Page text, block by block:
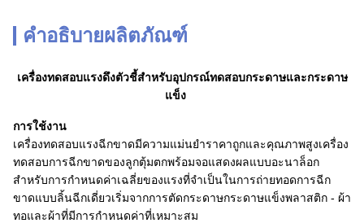
คำอธิบายผลิตภัณฑ์
เครื่องทดสอบแรงดึงตัวชี้สำหรับอุปกรณ์ทดสอบกระดาษและกระดาษ
แข็ง
การใช้งาน
เครื่องทดสอบแรงฉีกขาดมีความแม่นยำราคาถูกและคุณภาพสูงเครื่อง
ทดสอบการฉีกขาดของลูกตุ้มตกพร้อมจอแสดงผลแบบอะนาล็อก
สำหรับการกำหนดค่าเฉลี่ยของแรงที่จำเป็นในการถ่ายทอดการฉีก
ขาดแบบลิ้นฉีกเดี่ยวเริ่มจากการตัดกระดาษกระดาษแข็งพลาสติก - ผ้า
ทอและผ้าที่มีการกำหนดค่าที่เหมาะสม